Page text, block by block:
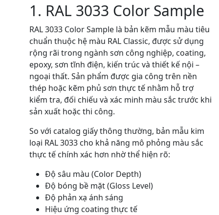
1. RAL 3033 Color Sample
RAL 3033 Color Sample là bản kẽm mẫu màu tiêu
chuẩn thuộc hệ màu RAL Classic, được sử dụng
rộng rãi trong ngành sơn công nghiệp, coating,
epoxy, sơn tĩnh điện, kiến trúc và thiết kế nội –
ngoại thất. Sản phẩm được gia công trên nền
thép hoặc kẽm phủ sơn thực tế nhằm hỗ trợ
kiểm tra, đối chiếu và xác minh màu sắc trước khi
sản xuất hoặc thi công.
So với catalog giấy thông thường, bản mẫu kim
loại RAL 3033 cho khả năng mô phỏng màu sắc
thực tế chính xác hơn nhờ thể hiện rõ:
Độ sâu màu (Color Depth)
Độ bóng bề mặt (Gloss Level)
Độ phản xạ ánh sáng
Hiệu ứng coating thực tế